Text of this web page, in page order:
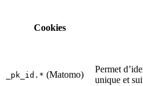
Cookies
_pk_id.* (Matomo)
Permet
unique et